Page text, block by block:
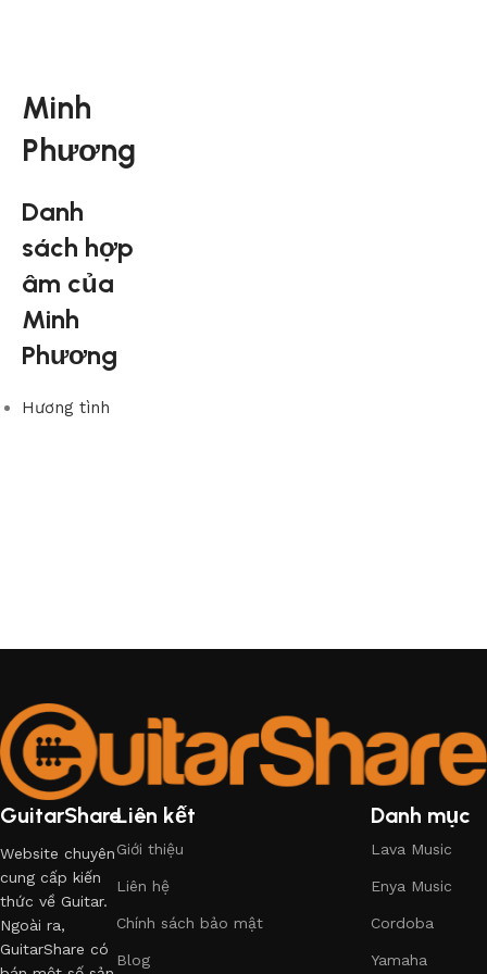
Minh
Phương
Danh
sách hợp
âm của
Minh
Phương
Hương tình
GuitarShare
Website chuyên
cung cấp kiến
thức về Guitar.
Ngoài ra,
GuitarShare có
Liên kết
Giới thiệu
Liên hệ
Chính sách bảo mật
Blog
Danh mục
Lava Music
Enya Music
Cordoba
Yamaha